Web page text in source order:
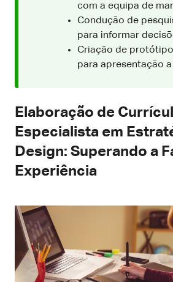
com a equipa de
Condução de
para informar
Criação de
para apresentação
Elaboração de
Especialista em
Design: Superando a
Experiência